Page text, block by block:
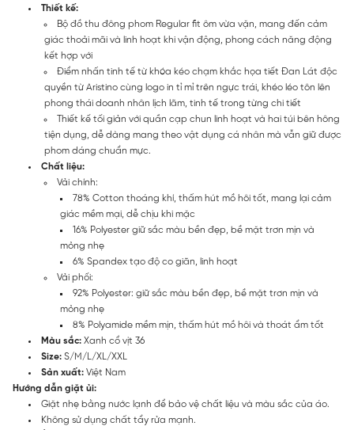
Thiết kế:
Bộ đồ thu đông phom Regular fit ôm vừa vặn, mang đến cảm
giác thoải mãi và linh hoạt khi vận động, phong cách năng động
kết hợp với
Điểm nhấn tinh tế từ khóa kéo chạm khắc họa tiết Đan Lát độc
quyền từ Aristino cùng logo in tỉ mỉ trên ngực trái, khéo léo tôn lên
phong thái doanh nhân lịch lãm, tinh tế trong từng chi tiết
Thiết kế tối giản với quần cạp chun linh hoạt và hai túi bên hông
tiện dụng, dễ dàng mang theo vật dụng cá nhân mà vẫn giữ được
phom dáng chuẩn mực.
Chất liệu:
Vải chính:
78% Cotton thoáng khí, thấm hút mồ hôi tốt, mang lại cảm
giác mềm mại, dễ chịu khi mặc
16% Polyester giữ sắc màu bền đẹp, bề mặt trơn mịn và
mỏng nhẹ
6% Spandex tạo độ co giãn, linh hoạt
Vải phối:
92% Polyester: giữ sắc màu bền đẹp, bề mặt trơn mịn và
mỏng nhẹ
8% Polyamide mềm mịn, thấm hút mồ hôi và thoát ẩm tốt
Màu sắc: Xanh cổ vịt 36
Size: S/M/L/XL/XXL
Sản xuất: Việt Nam
Hướng dẫn giặt ủi:
Giặt nhẹ bằng nước lạnh để bảo vệ chất liệu và màu sắc của áo.
Không sử dụng chất tẩy rửa mạnh.